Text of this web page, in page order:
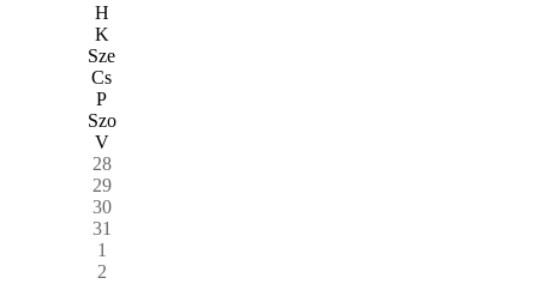
H
K
Sze
Cs
P
Szo
V
28
29
30
31
1
2